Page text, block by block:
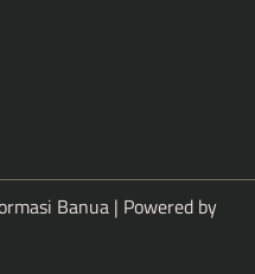
Banua | Powered by